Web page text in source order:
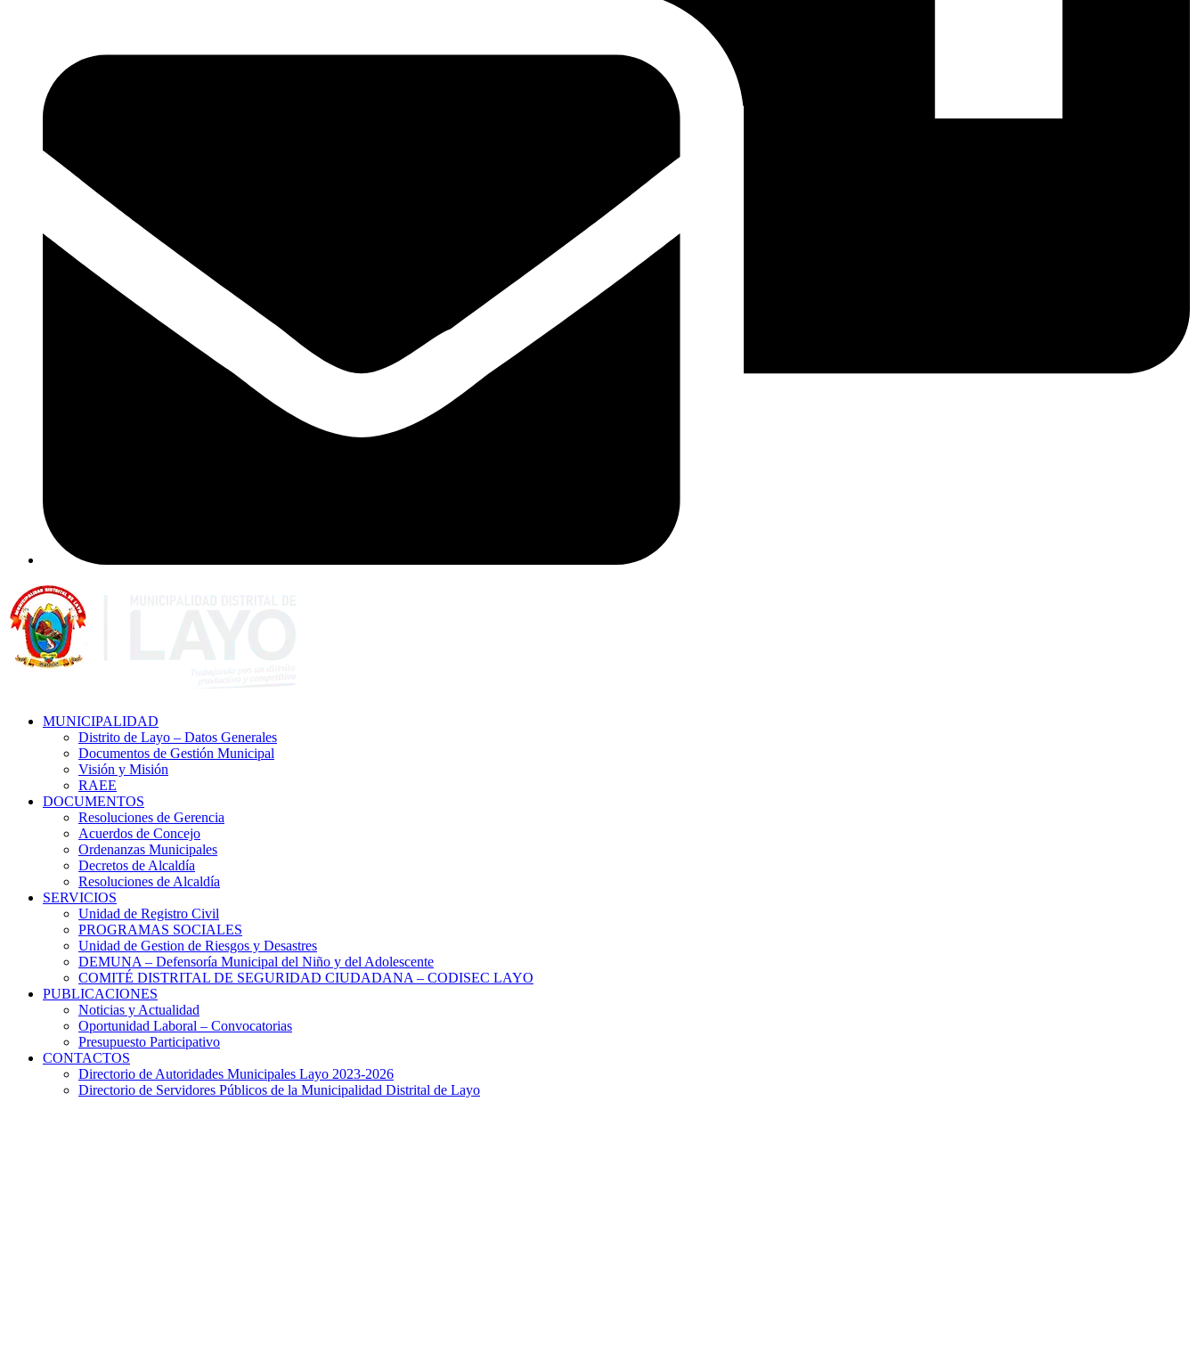
MUNICIPALIDAD
Distrito de Layo – Datos Generales
Documentos de Gestión Municipal
Visión y Misión
RAEE
DOCUMENTOS
Resoluciones de Gerencia
Acuerdos de Concejo
Ordenanzas Municipales
Decretos de Alcaldía
Resoluciones de Alcaldía
SERVICIOS
Unidad de Registro Civil
PROGRAMAS SOCIALES
Unidad de Gestion de Riesgos y Desastres
DEMUNA – Defensoría Municipal del Niño y del Adolescente
COMITÉ DISTRITAL DE SEGURIDAD CIUDADANA – CODISEC LAYO
PUBLICACIONES
Noticias y Actualidad
Oportunidad Laboral – Convocatorias
Presupuesto Participativo
CONTACTOS
Directorio de Autoridades Municipales Layo 2023-2026
Directorio de Servidores Públicos de la Municipalidad Distrital de Layo